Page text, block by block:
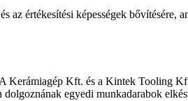
az értékesítési képességek
Kerámiagép Kft. és a Kintek Tooling
egyedi munkadarabok